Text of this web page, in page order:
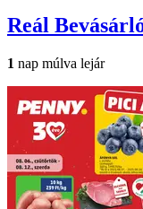
Reál
1 nap múlva lejár